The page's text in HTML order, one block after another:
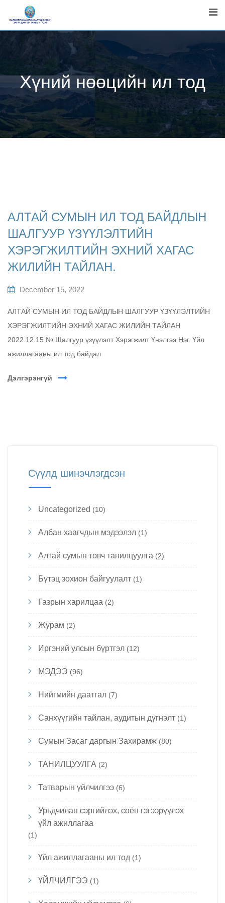
Хүний нөөцийн ил тод
АЛТАЙ СУМЫН ИЛ ТОД БАЙДЛЫН
ШАЛГУУР ҮЗҮҮЛЭЛТИЙН
ХЭРЭГЖИЛТИЙН ЭХНИЙ ХАГАС
ЖИЛИЙН ТАЙЛАН.
December 15, 2022
АЛТАЙ СУМЫН ИЛ ТОД БАЙДЛЫН ШАЛГУУР ҮЗҮҮЛЭЛТИЙН
ХЭРЭГЖИЛТИЙН ЭХНИЙ ХАГАС ЖИЛИЙН ТАЙЛАН
2022.12.15 № Шалгуур үзүүлэлт Хэрэгжилт Үнэлгээ Нэг. Үйл
ажиллагааны ил тод байдал
Дэлгэрэнгүй
Сүүлд шинэчлэгдсэн
Uncategorized (10)
Албан хаагчдын мэдээлэл (1)
Алтай сумын товч танилцуулга (2)
Бүтэц зохион байгуулалт (1)
Газрын харилцаа (2)
Журам (2)
Иргэний улсын бүртгэл (12)
МЭДЭЭ (96)
Нийгмийн даатгал (7)
Санхүүгийн тайлан, аудитын дүгнэлт (1)
Сумын Засаг даргын Захирамж (80)
ТАНИЛЦУУЛГА (2)
Татварын үйлчилгээ (6)
Урьдчилан сэргийлэх, соён гэгээрүүлэх
үйл ажиллагаа
(1)
Үйл ажиллагааны ил тод (1)
ҮЙЛЧИЛГЭЭ (1)